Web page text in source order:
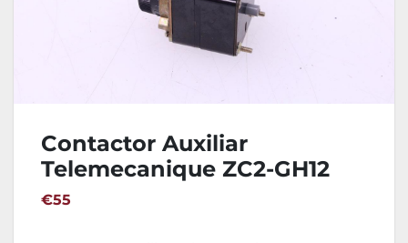
Contactor Auxiliar
Telemecanique ZC2-GH12
€55